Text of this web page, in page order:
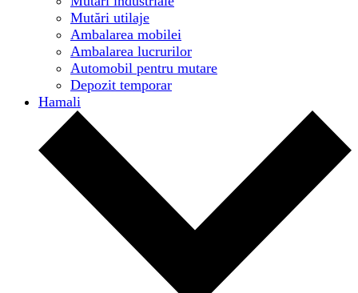
Mutări utilaje
Ambalarea mobilei
Ambalarea lucrurilor
Automobil pentru mutare
Depozit temporar
Hamali